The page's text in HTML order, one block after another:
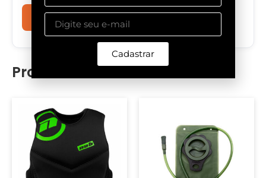
Produtos relacionados
Cadastrar